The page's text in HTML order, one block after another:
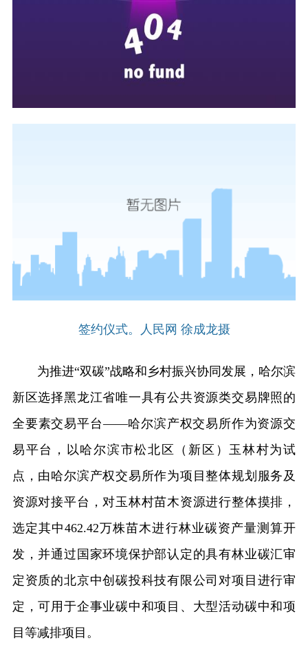
签约仪式。人民网 徐成龙摄
为推进“双碳”战略和乡村振兴协同发展，哈尔滨
新区选择黑龙江省唯一具有公共资源类交易牌照的
全要素交易平台——哈尔滨产权交易所作为资源交
易平台，以哈尔滨市松北区（新区）玉林村为试
点，由哈尔滨产权交易所作为项目整体规划服务及
资源对接平台，对玉林村苗木资源进行整体摸排，
选定其中462.42万株苗木进行林业碳资产量测算开
发，并通过国家环境保护部认定的具有林业碳汇审
定资质的北京中创碳投科技有限公司对项目进行审
定，可用于企事业碳中和项目、大型活动碳中和项
目等减排项目。